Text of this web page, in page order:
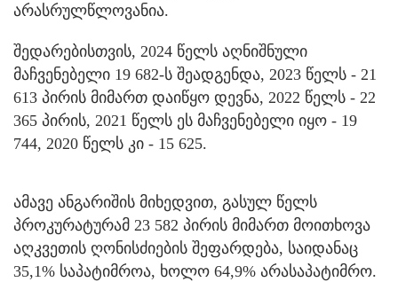
არასრულწლოვანია.
შედარებისთვის, 2024 წელს აღნიშნული
მაჩვენებელი 19 682-ს შეადგენდა, 2023 წელს - 21
613 პირის მიმართ დაიწყო დევნა, 2022 წელს - 22
365 პირის, 2021 წელს ეს მაჩვენებელი იყო - 19
744, 2020 წელს კი - 15 625.
ამავე ანგარიშის მიხედვით, გასულ წელს
პროკურატურამ 23 582 პირის მიმართ მოითხოვა
აღკვეთის ღონისძიების შეფარდება, საიდანაც
35,1% საპატიმროა, ხოლო 64,9% არასაპატიმრო.